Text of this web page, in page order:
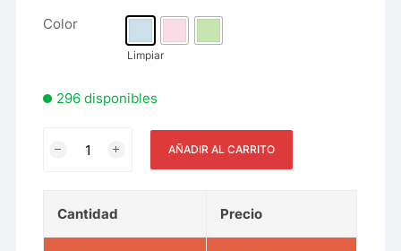
Color
Limpiar
296 disponibles
AÑADIR AL CARRITO
Cantidad Precio